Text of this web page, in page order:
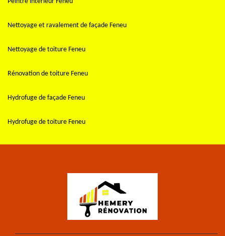
Nettoyage et ravalement de façade Feneu
Nettoyage de toiture Feneu
Rénovation de toiture Feneu
Hydrofuge de façade Feneu
Hydrofuge de toiture Feneu